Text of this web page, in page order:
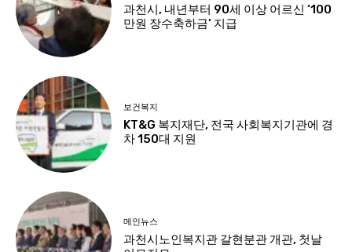
과천시, 내년부터 90세 이상 어르신 ‘100
만원 장수축하금’ 지급
보건복지
KT&G 복지재단, 전국 사회복지기관에 경
차 150대 지원
메인뉴스
과천시노인복지관 갈현분관 개관, 첫날